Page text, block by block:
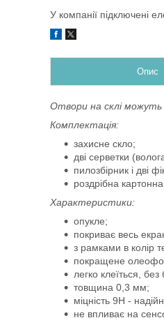
У компанії підключені
Опис
Отвори на склі можуть
Комплектація:
захисне скло;
дві серветки
пилозбірник і дві
роздрібна картонна
Характеристики:
опукле;
покриває весь
з рамками в колір
покращене
легко клеїться,
товщина 0,3 мм;
міцність 9Н -
не впливає на